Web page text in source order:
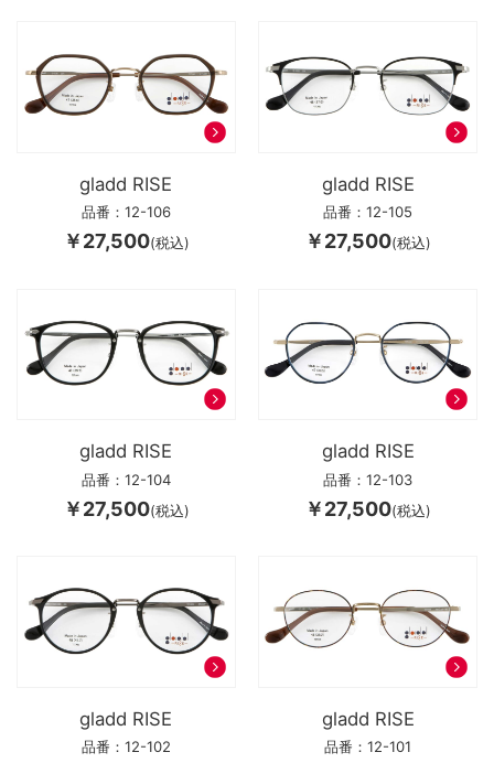
gladd RISE
品番：12-106
￥27,500(税込)
gladd RISE
品番：12-105
￥27,500(税込)
gladd RISE
品番：12-104
￥27,500(税込)
gladd RISE
品番：12-103
￥27,500(税込)
gladd RISE
品番：12-102
gladd RISE
品番：12-101